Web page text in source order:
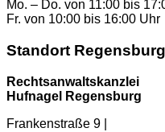
Mo. – Do. von 11:00 bis
Fr. von 10:00 bis 16:00 Uhr
Standort Regensburg
Rechtsanwaltskanzlei
Hufnagel Regensburg
Frankenstraße 9 |